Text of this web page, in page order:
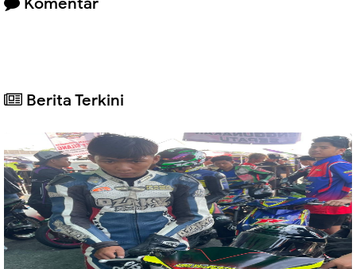
Berita Terkini